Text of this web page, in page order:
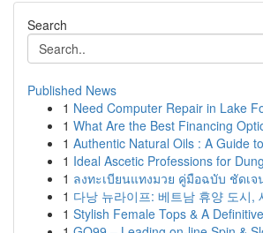
Search
Published News
1 Need Computer Repair in Lake
1 What Are the Best Financing
1 Authentic Natural Oils : A Guide
1 Ideal Ascetic Professions for
1 ลงทะเบียนแทงมวย คู่มือฉบับ ชัดเจ
1 다낭 뉴라이프: 베트남 휴양 도시,
1 Stylish Female Tops & A